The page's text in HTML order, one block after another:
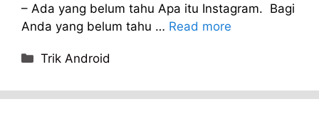
– Ada yang belum tahu Apa itu Instagram. Bagi
Anda yang belum tahu … Read more
Categories
Trik Android